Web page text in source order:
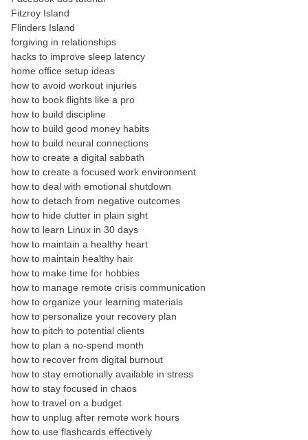
Fitzroy Island
Flinders Island
forgiving in relationships
hacks to improve sleep latency
home office setup ideas
how to avoid workout injuries
how to book flights like a pro
how to build discipline
how to build good money habits
how to build neural connections
how to create a digital sabbath
how to create a focused work environment
how to deal with emotional shutdown
how to detach from negative outcomes
how to hide clutter in plain sight
how to learn Linux in 30 days
how to maintain a healthy heart
how to maintain healthy hair
how to make time for hobbies
how to manage remote crisis communication
how to organize your learning materials
how to personalize your recovery plan
how to pitch to potential clients
how to plan a no-spend month
how to recover from digital burnout
how to stay emotionally available in stress
how to stay focused in chaos
how to travel on a budget
how to unplug after remote work hours
how to use flashcards effectively